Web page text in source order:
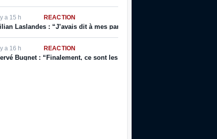
a 15 h RÉACTION
Laslandes : “J’avais dit à mes parents que j’allais déchirer le
a 16 h RÉACTION
Bugnet : “Finalement, ce sont les salariés, les supporters, les